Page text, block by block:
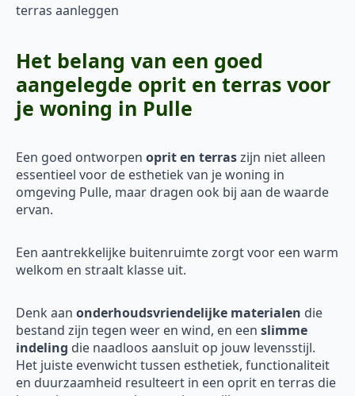
terras aanleggen
Het belang van een goed
aangelegde oprit en terras voor
je woning in Pulle
Een goed ontworpen oprit en terraszijn niet alleen
essentieel voor de esthetiek van je woning in
omgeving Pulle, maar dragen ook bij aan de waarde
ervan.
Een aantrekkelijke buitenruimte zorgt voor een warm
welkom en straalt klasse uit.
Denk aan onderhoudsvriendelijke materialen die
bestand zijn tegen weer en wind, en een slimme
indeling die naadloos aansluit op jouw levensstijl.
Het juiste evenwicht tussen esthetiek, functionaliteit
en duurzaamheid resulteert in een oprit en terras die